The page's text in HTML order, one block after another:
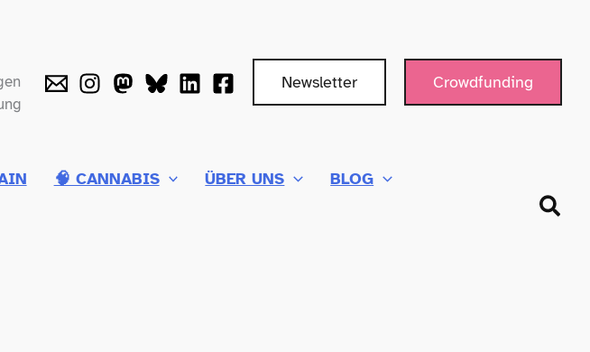
Newsletter Crowdfunding
🧠 CANNABIS ÜBER UNS BLOG